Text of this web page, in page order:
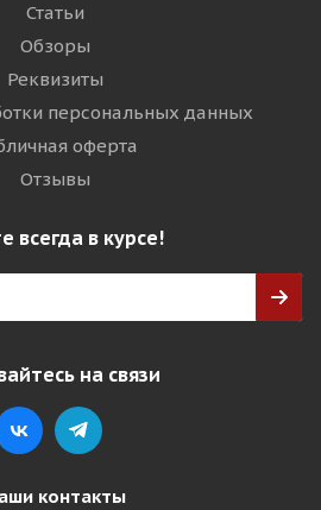
Статьи
Обзоры
Реквизиты
персональных данных
оферта
Отзывы
всегда в курсе!
на связи
контакты